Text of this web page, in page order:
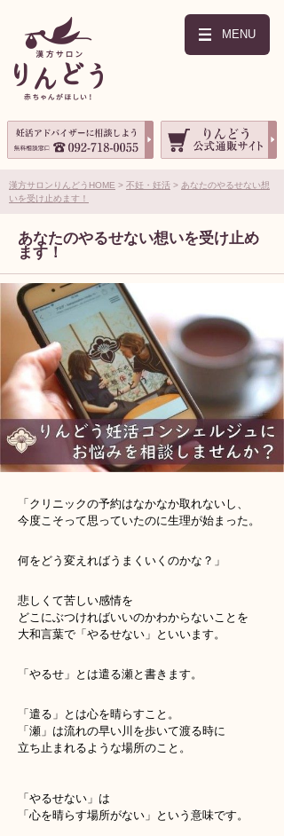
MENU
漢方サロンりんどうHOME 不妊・妊活
あなたのやるせない想
いを受け止めます！
あなたのやるせない想いを受け止め
ます！
「クリニックの予約はなかなか取れないし、
今度こそって思っていたのに生理が始まった。
何をどう変えればうまくいくのかな？」
悲しくて苦しい感情を
どこにぶつければいいのかわからないことを
大和言葉で「やるせない」といいます。
「やるせ」とは遣る瀬と書きます。
「遣る」とは心を晴らすこと。
「瀬」は流れの早い川を歩いて渡る時に
立ち止まれるような場所のこと。
「やるせない」は
「心を晴らす場所がない」という意味です。